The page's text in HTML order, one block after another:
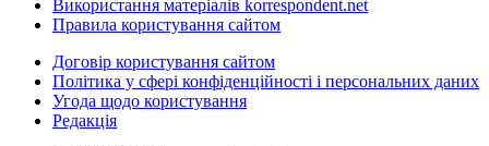
Використання матеріалів korrespondent.net
Правила користування сайтом
Договір користування сайтом
Політика у сфері конфіденційності і персональних даних
Угода щодо користування
Редакція